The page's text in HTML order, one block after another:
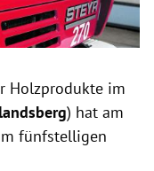
Holzprodukte im
) hat am
fünfstelligen